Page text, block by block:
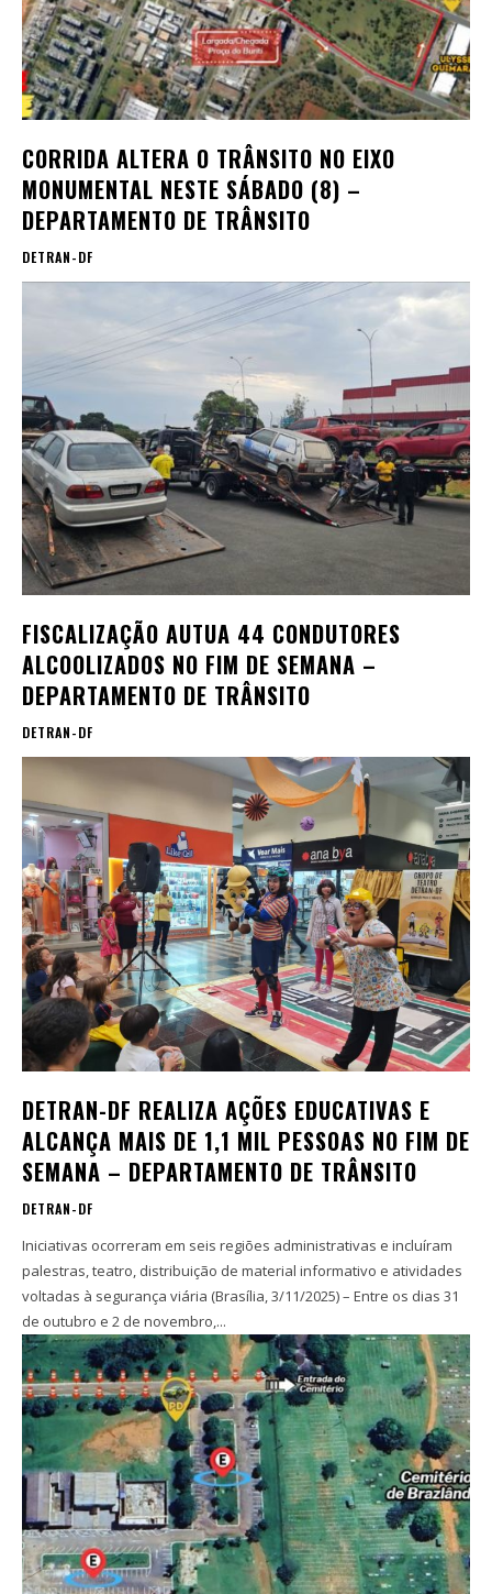
CORRIDA ALTERA O TRÂNSITO NO EIXO
MONUMENTAL NESTE SÁBADO (8) –
DEPARTAMENTO DE TRÂNSITO
DETRAN-DF
FISCALIZAÇÃO AUTUA 44 CONDUTORES
ALCOOLIZADOS NO FIM DE SEMANA –
DEPARTAMENTO DE TRÂNSITO
DETRAN-DF
DETRAN-DF REALIZA AÇÕES EDUCATIVAS E
ALCANÇA MAIS DE 1,1 MIL PESSOAS NO FIM DE
SEMANA – DEPARTAMENTO DE TRÂNSITO
DETRAN-DF
Iniciativas ocorreram em seis regiões administrativas e incluíram
palestras, teatro, distribuição de material informativo e atividades
voltadas à segurança viária (Brasília, 3/11/2025) – Entre os dias 31
de outubro e 2 de novembro,...